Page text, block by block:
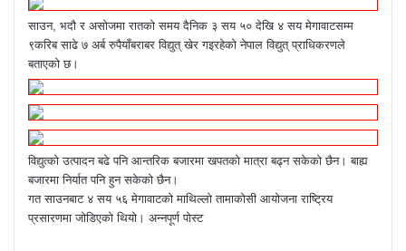
साउन, भदौ र असोजमा रातको समय दैनिक ३ सय ५० देखि ४ सय मेगावाटसम्म
९करिब साढे ७ अर्ब रुपैयाँबराबर विद्युत् खेर गइरहेको नेपाल विद्युत् प्राधिकरणले
बताएको छ।
विद्युत्को उत्पादन बढे पनि आन्तरिक बजारमा खपतको मात्रा बढ्न सकेको छैन। बाह्य
बजारमा निर्यात पनि हुन सकेको छैन।
गत साउनबाट ४ सय ५६ मेगावाटको माथिल्लो तामाकोसी आयोजना राष्ट्रिय
प्रसारणमा जोडिएको थियो। अन्नपूर्ण पोस्ट